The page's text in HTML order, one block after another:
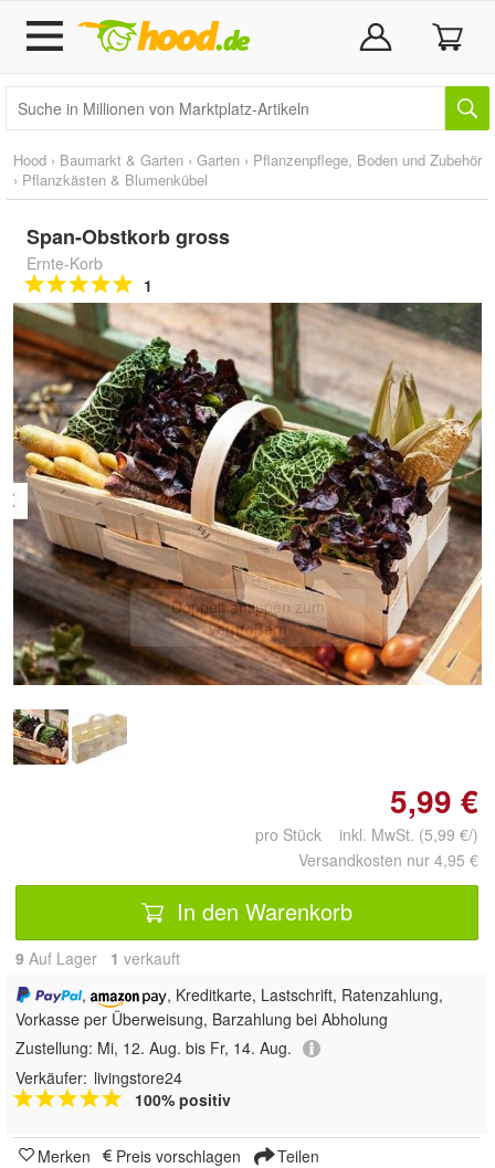
Hood › Baumarkt & Garten › Garten › Pflanzenpflege, Boden und Zubehör
› Pflanzkästen & Blumenkübel
Span-Obstkorb gross
Ernte-Korb
1
Doppelt antippen zum
vergrößern
5,99 €
pro Stück inkl. MwSt. (5,99 €/)
Versandkosten nur 4,95 €
In den Warenkorb
9 Auf Lager 1 verkauft
,
, Kreditkarte, Lastschrift, Ratenzahlung,
Vorkasse per Überweisung, Barzahlung bei Abholung
Zustellung: Mi, 12. Aug. bis Fr, 14. Aug.
Verkäufer: livingstore24
100% positiv
Merken Preis vorschlagen Teilen